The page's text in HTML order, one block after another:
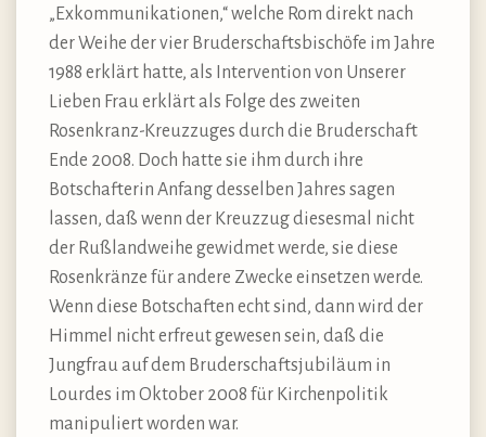
„Exkommunikationen,“ welche Rom direkt nach
der Weihe der vier Bruderschaftsbischöfe im Jahre
1988 erklärt hatte, als Intervention von Unserer
Lieben Frau erklärt als Folge des zweiten
Rosenkranz-Kreuzzuges durch die Bruderschaft
Ende 2008. Doch hatte sie ihm durch ihre
Botschafterin Anfang desselben Jahres sagen
lassen, daß wenn der Kreuzzug diesesmal nicht
der Rußlandweihe gewidmet werde, sie diese
Rosenkränze für andere Zwecke einsetzen werde.
Wenn diese Botschaften echt sind, dann wird der
Himmel nicht erfreut gewesen sein, daß die
Jungfrau auf dem Bruderschaftsjubiläum in
Lourdes im Oktober 2008 für Kirchenpolitik
manipuliert worden war.